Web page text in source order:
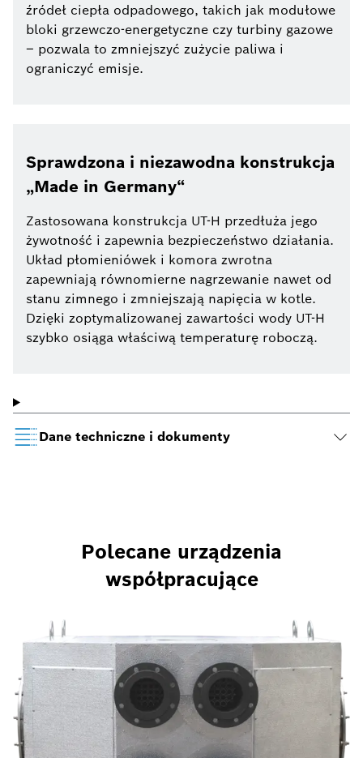
źródeł ciepła odpadowego, takich jak modułowe
bloki grzewczo-energetyczne czy turbiny gazowe
– pozwala to zmniejszyć zużycie paliwa i
ograniczyć emisje.
Sprawdzona i niezawodna konstrukcja
„Made in Germany“
Zastosowana konstrukcja UT-H przedłuża jego
żywotność i zapewnia bezpieczeństwo działania.
Układ płomieniówek i komora zwrotna
zapewniają równomierne nagrzewanie nawet od
stanu zimnego i zmniejszają napięcia w kotle.
Dzięki zoptymalizowanej zawartości wody UT-H
szybko osiąga właściwą temperaturę roboczą.
Dane techniczne i dokumenty
Polecane urządzenia
współpracujące